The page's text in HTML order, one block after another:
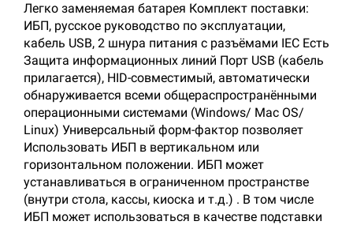
Легко заменяемая батарея Комплект поставки:
ИБП, русское руководство по эксплуатации,
кабель USB, 2 шнура питания с разъёмами IEC Есть
Защита информационных линий Порт USB (кабель
прилагается), HID-совместимый, автоматически
обнаруживается всеми общераспространёнными
операционными системами (Windows/ Mac OS/
Linux) Универсальный форм-фактор позволяет
Использовать ИБП в вертикальном или
горизонтальном положении. ИБП может
устанавливаться в ограниченном пространстве
(внутри стола, кассы, киоска и т.д.) . В том числе
ИБП может использоваться в качестве подставки